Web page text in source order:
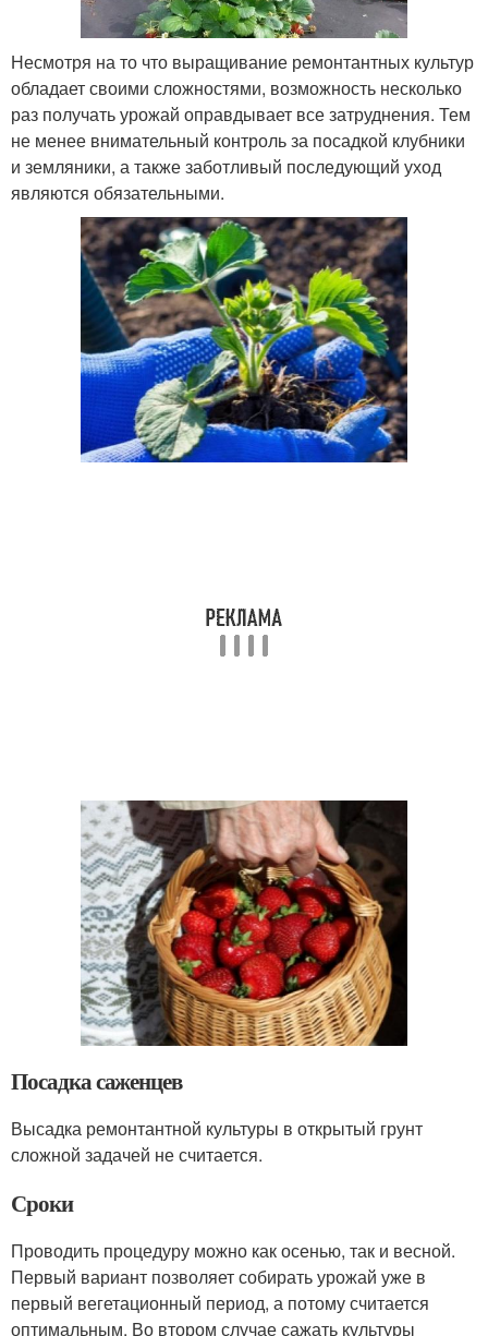
Несмотря на то что выращивание ремонтантных культур
обладает своими сложностями, возможность несколько
раз получать урожай оправдывает все затруднения. Тем
не менее внимательный контроль за посадкой клубники
и земляники, а также заботливый последующий уход
являются обязательными.
Посадка саженцев
Высадка ремонтантной культуры в открытый грунт
сложной задачей не считается.
Сроки
Проводить процедуру можно как осенью, так и весной.
Первый вариант позволяет собирать урожай уже в
первый вегетационный период, а потому считается
оптимальным. Во втором случае сажать культуры